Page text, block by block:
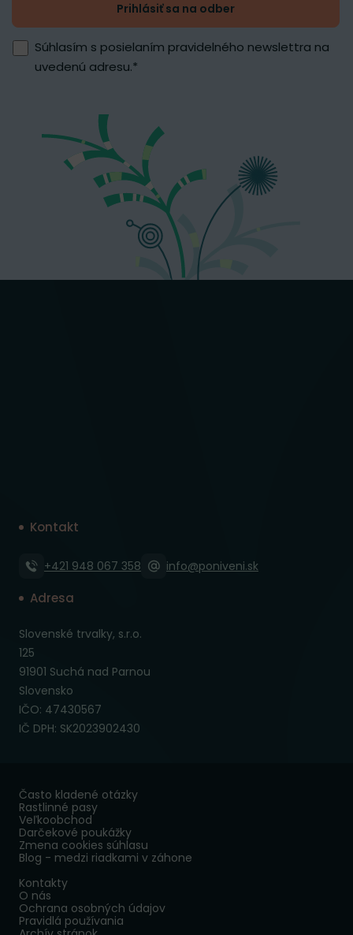
Prihlásiť sa na odber
Súhlasím s posielaním pravidelného newslettra na
uvedenú adresu.*
Kontakt
+421 948 067 358 info@poniveni.sk
Adresa
Slovenské trvalky, s.r.o.
125
91901 Suchá nad Parnou
Slovensko
IČO: 47430567
IČ DPH: SK2023902430
Často kladené otázky
Rastlinné pasy
Veľkoobchod
Darčekové poukážky
Zmena cookies súhlasu
Blog - medzi riadkami v záhone
Kontakty
O nás
Ochrana osobných údajov
Pravidlá používania